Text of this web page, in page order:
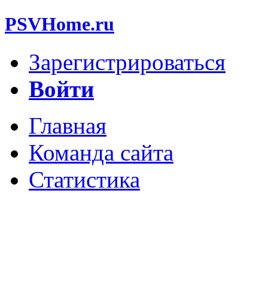
PSVHome.ru
Зарегистрироваться
Войти
Главная
Команда сайта
Статистика